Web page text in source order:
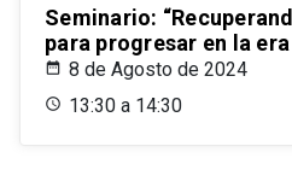
Seminario:
para progresar en la
8 de Agosto de 2024
13:30 a 14:30